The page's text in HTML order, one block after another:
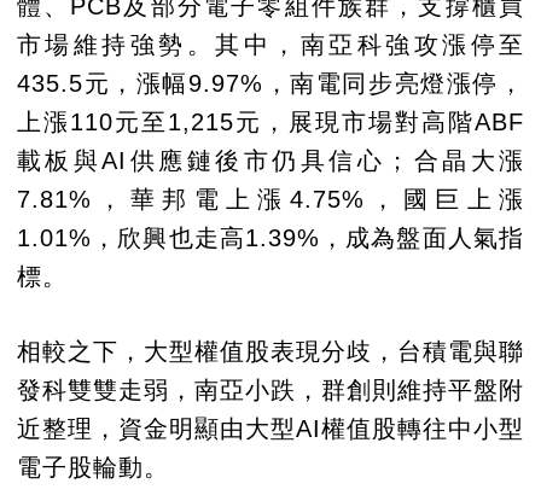
體、PCB及部分電子零組件族群，支撐櫃買
市場維持強勢。其中，南亞科強攻漲停至
435.5元，漲幅9.97%，南電同步亮燈漲停，
上漲110元至1,215元，展現市場對高階ABF
載板與AI供應鏈後市仍具信心；合晶大漲
7.81%，華邦電上漲4.75%，國巨上漲
1.01%，欣興也走高1.39%，成為盤面人氣指
標。
相較之下，大型權值股表現分歧，台積電與聯
發科雙雙走弱，南亞小跌，群創則維持平盤附
近整理，資金明顯由大型AI權值股轉往中小型
電子股輪動。